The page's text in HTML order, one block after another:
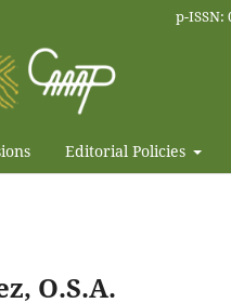
Editorial Policies
p-ISSN:
O.S.A.